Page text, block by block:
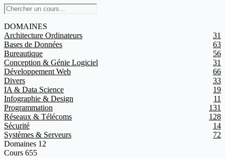
DOMAINES
Architecture Ordinateurs
31
Bases de Données
63
Bureautique
56
Conception & Génie Logiciel
31
Développement Web
66
Divers
33
IA & Data Science
19
Infographie & Design
11
Programmation
131
Réseaux & Télécoms
128
Sécurité
14
Systèmes & Serveurs
72
Domaines 12
Cours 655